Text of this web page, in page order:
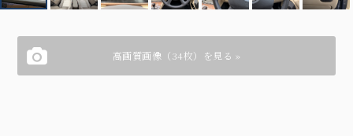
高画質画像（34枚）を見る »